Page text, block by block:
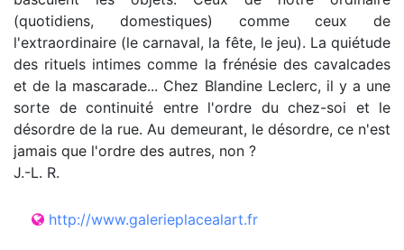
(quotidiens, domestiques) comme ceux de
l'extraordinaire (le carnaval, la fête, le jeu). La quiétude
des rituels intimes comme la frénésie des cavalcades
et de la mascarade... Chez Blandine Leclerc, il y a une
sorte de continuité entre l'ordre du chez-soi et le
désordre de la rue. Au demeurant, le désordre, ce n'est
jamais que l'ordre des autres, non ?
J.-L. R.
http://www.galerieplacealart.fr